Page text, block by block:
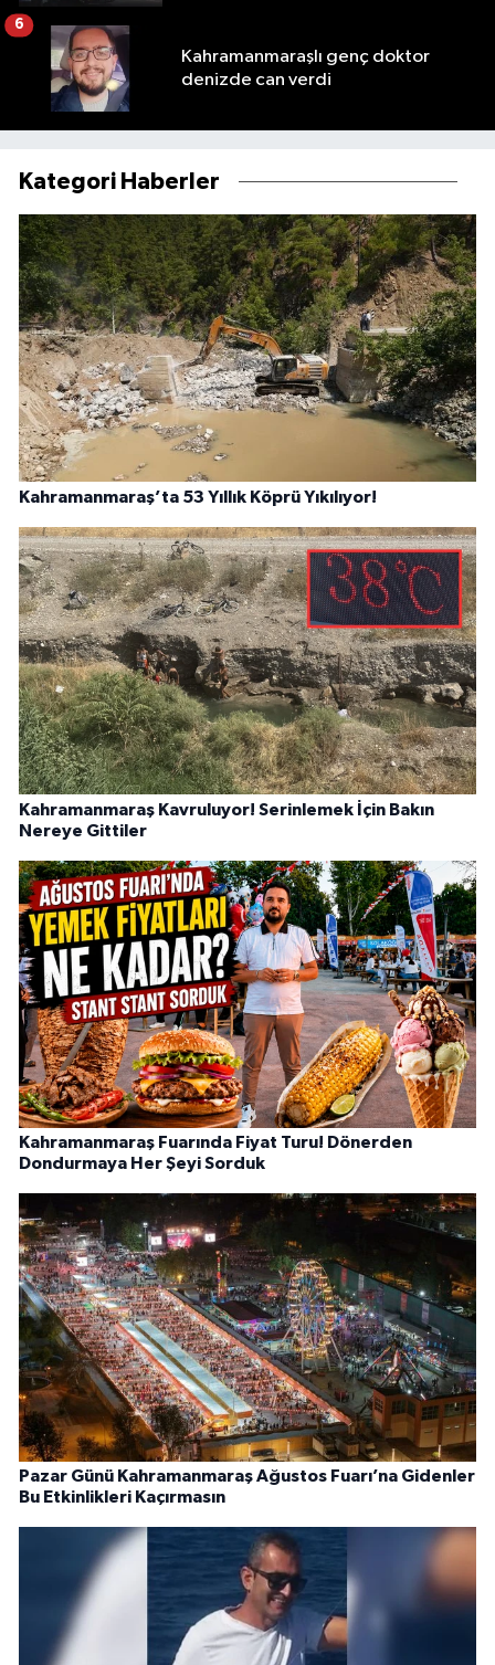
Kahramanmaraşlı genç doktor
denizde can verdi
6
Kategori Haberler
Kahramanmaraş’ta 53 Yıllık Köprü Yıkılıyor!
Kahramanmaraş Kavruluyor! Serinlemek İçin Bakın
Nereye Gittiler
Kahramanmaraş Fuarında Fiyat Turu! Dönerden
Dondurmaya Her Şeyi Sorduk
Pazar Günü Kahramanmaraş Ağustos Fuarı’na Gidenler
Bu Etkinlikleri Kaçırmasın